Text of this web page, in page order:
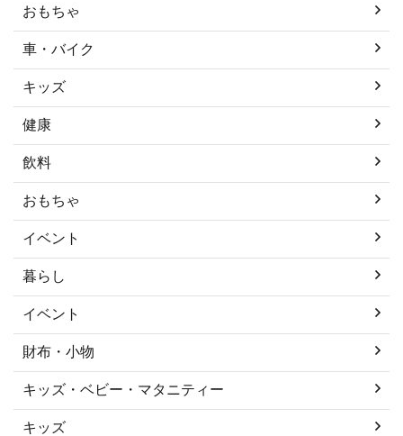
おもちゃ
車・バイク
キッズ
健康
飲料
おもちゃ
イベント
暮らし
イベント
財布・小物
キッズ・ベビー・マタニティー
キッズ